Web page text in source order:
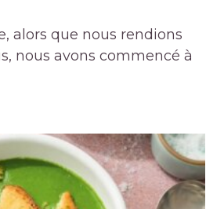
alors que nous rendions
nous avons commencé à